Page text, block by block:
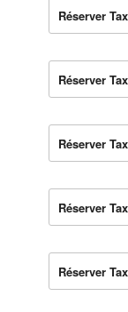
Réserver
Réserver
Réserver
Réserver
Réserver